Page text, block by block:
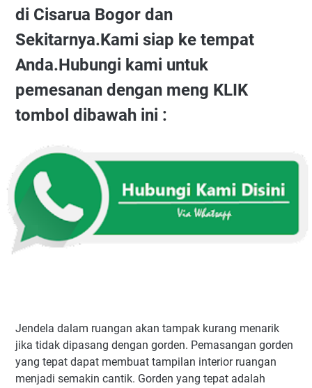
di Cisarua Bogor dan
Sekitarnya.Kami siap ke tempat
Anda.Hubungi kami untuk
pemesanan dengan meng KLIK
tombol dibawah ini :
Jendela dalam ruangan akan tampak kurang menarik
jika tidak dipasang dengan gorden. Pemasangan gorden
yang tepat dapat membuat tampilan interior ruangan
menjadi semakin cantik. Gorden yang tepat adalah